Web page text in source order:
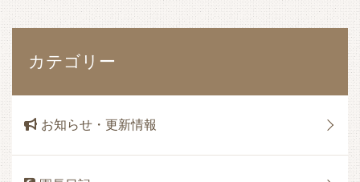
カテゴリー
お知らせ・更新情報